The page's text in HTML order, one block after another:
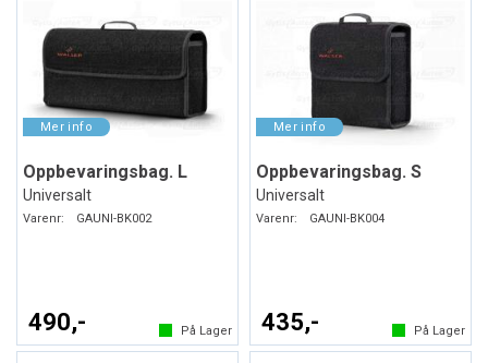
Oppbevaringsbag. L
Universalt
Varenr: GAUNI-BK002
490,- På Lager
Oppbevaringsbag. S
Universalt
Varenr: GAUNI-BK004
435,- På Lager